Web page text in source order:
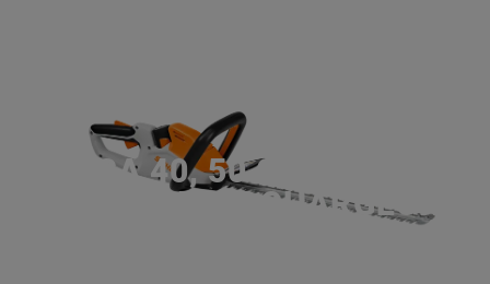
HSA 40, 50 CM, SANS
BATTERIE NI CHARGEUR